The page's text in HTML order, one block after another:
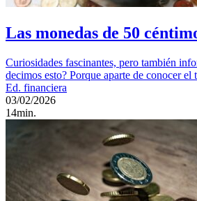
Las monedas de 50
Curiosidades fascinantes, pero también
decimos esto? Porque aparte de conocer
Ed. financiera
03/02/2026
14min.